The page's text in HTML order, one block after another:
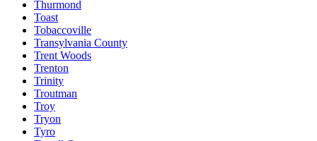
Thurmond
Toast
Tobaccoville
Transylvania County
Trent Woods
Trenton
Trinity
Troutman
Troy
Tryon
Tyro